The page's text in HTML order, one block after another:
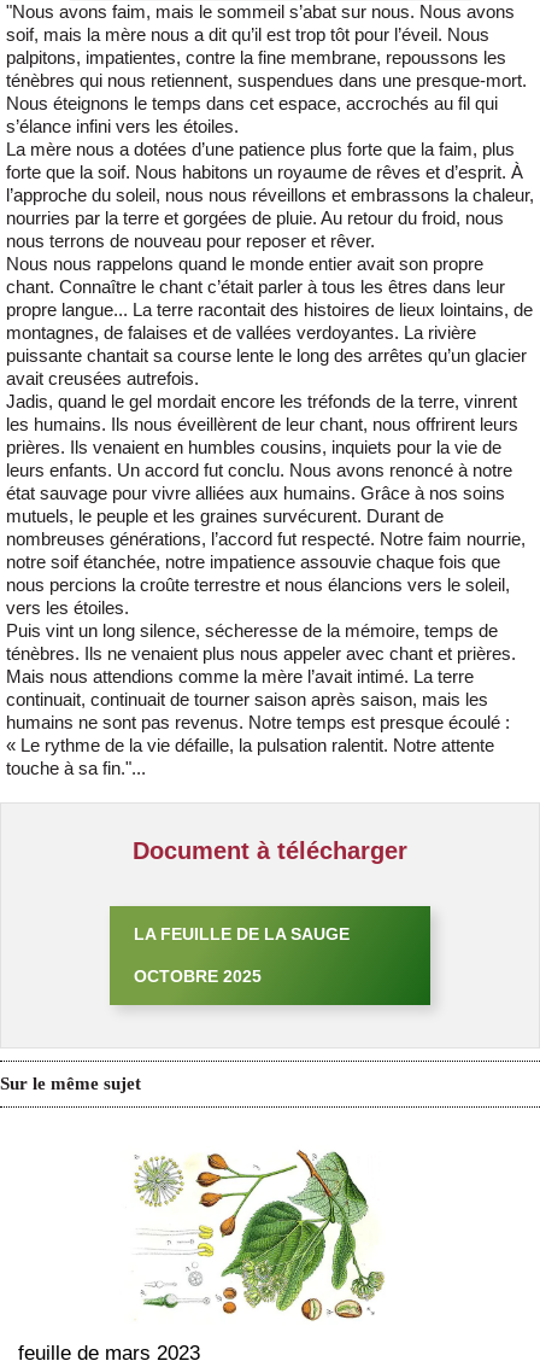
"Nous avons faim, mais le sommeil s’abat sur nous. Nous avons
soif, mais la mère nous a dit qu’il est trop tôt pour l’éveil. Nous
palpitons, impatientes, contre la fine membrane, repoussons les
ténèbres qui nous retiennent, suspendues dans une presque-mort.
Nous éteignons le temps dans cet espace, accrochés au fil qui
s’élance infini vers les étoiles.
La mère nous a dotées d’une patience plus forte que la faim, plus
forte que la soif. Nous habitons un royaume de rêves et d’esprit. À
l’approche du soleil, nous nous réveillons et embrassons la chaleur,
nourries par la terre et gorgées de pluie. Au retour du froid, nous
nous terrons de nouveau pour reposer et rêver.
Nous nous rappelons quand le monde entier avait son propre
chant. Connaître le chant c’était parler à tous les êtres dans leur
propre langue... La terre racontait des histoires de lieux lointains, de
montagnes, de falaises et de vallées verdoyantes. La rivière
puissante chantait sa course lente le long des arrêtes qu’un glacier
avait creusées autrefois.
Jadis, quand le gel mordait encore les tréfonds de la terre, vinrent
les humains. Ils nous éveillèrent de leur chant, nous offrirent leurs
prières. Ils venaient en humbles cousins, inquiets pour la vie de
leurs enfants. Un accord fut conclu. Nous avons renoncé à notre
état sauvage pour vivre alliées aux humains. Grâce à nos soins
mutuels, le peuple et les graines survécurent. Durant de
nombreuses générations, l’accord fut respecté. Notre faim nourrie,
notre soif étanchée, notre impatience assouvie chaque fois que
nous percions la croûte terrestre et nous élancions vers le soleil,
vers les étoiles.
Puis vint un long silence, sécheresse de la mémoire, temps de
ténèbres. Ils ne venaient plus nous appeler avec chant et prières.
Mais nous attendions comme la mère l’avait intimé. La terre
continuait, continuait de tourner saison après saison, mais les
humains ne sont pas revenus. Notre temps est presque écoulé :
« Le rythme de la vie défaille, la pulsation ralentit. Notre attente
touche à sa fin."...
Document à télécharger
LA FEUILLE DE LA SAUGE
OCTOBRE 2025
Sur le même sujet
feuille de mars 2023